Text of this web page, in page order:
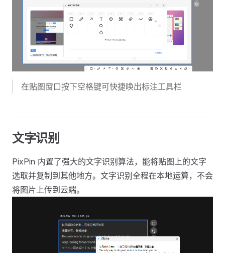
在贴图窗口按下空格键可快捷唤出标注工具栏
文字识别
PixPin 内置了强大的文字识别算法，能将贴图上的文字
选取并复制到其他地方。文字识别全程在本地运算，不会
将图片上传到云端。